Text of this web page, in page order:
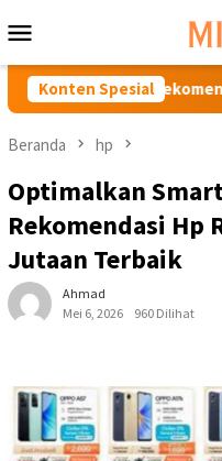
ke
kontenMobile
Konten Spesial
Rekomendasi
Beranda hp
Optimalkan
Rekomendasi Hp
Jutaan Terbaik
Ahmad
Mei 6, 2026
960 Dilihat